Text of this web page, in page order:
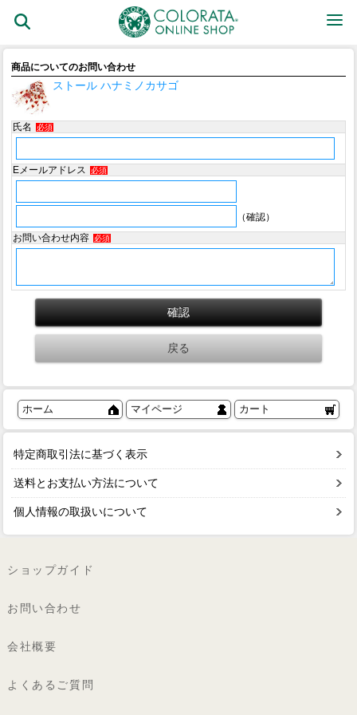
商品についてのお問い合わせ
ストール ハナミノカサゴ
氏名 必須
Eメールアドレス 必須
（確認）
お問い合わせ内容 必須
ホーム マイページ カート
特定商取引法に基づく表示
送料とお支払い方法について
個人情報の取扱いについて
ショップガイド
お問い合わせ
会社概要
よくあるご質問